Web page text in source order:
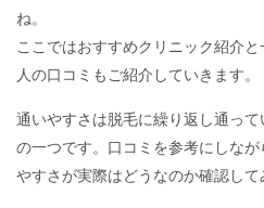
ね。
ここではおすすめクリニック紹介
人の口コミもご紹介していきます。
通いやすさは脱毛に繰り返し通っ
の一つです。口コミを参考にしな
やすさが実際はどうなのか確認して